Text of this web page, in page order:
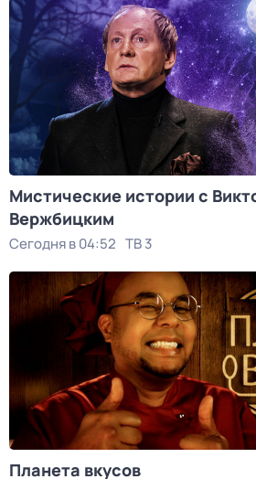
Мистические истории с
Bержбицким
Сегодня в 04:52 ТВ 3
Планета вкусов